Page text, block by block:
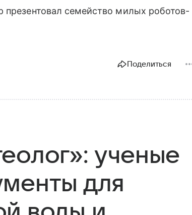
презентовал семейство милых роботов-
Поделиться
ученые
для